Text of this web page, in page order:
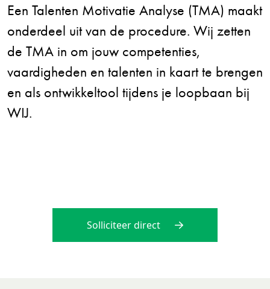
Een Talenten Motivatie Analyse (TMA) maakt
onderdeel uit van de procedure. Wij zetten
de TMA in om jouw competenties,
vaardigheden en talenten in kaart te brengen
en als ontwikkeltool tijdens je loopbaan bij
WIJ.
Solliciteer direct